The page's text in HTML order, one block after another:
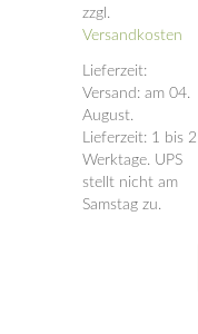
zzgl.
Versandkosten
Lieferzeit:
Versand: am 04.
August.
Lieferzeit: 1 bis 2
Werktage. UPS
stellt nicht am
Samstag zu.